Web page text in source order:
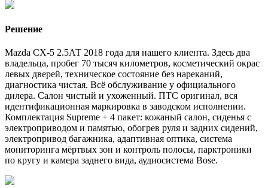
Решение
Mazda CX-5 2.5АТ 2018 года для нашего клиента. Здесь два
владельца, пробег 70 тысяч километров, косметический окрас
левых дверей, техническое состояние без нареканий,
диагностика чистая. Всё обслуживание у официального
дилера. Салон чистый и ухоженный. ПТС оригинал, вся
идентификационная маркировка в заводском исполнении.
Комплектация Supreme + 4 пакет: кожаный салон, сиденья с
электроприводом и памятью, обогрев руля и задних сидений,
электропривод багажника, адаптивная оптика, система
мониторинга мёртвых зон и контроль полосы, парктроники
по кругу и камера заднего вида, аудиосистема Bose.